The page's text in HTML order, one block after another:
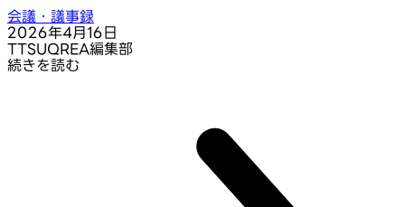
会議・議事録
2026年4月16日
TTSUQREA編集部
続きを読む